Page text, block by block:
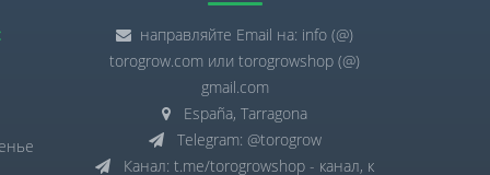
направляйте Email на: info (@)
torogrow.com или torogrowshop (@)
gmail.com
España, Tarragona
Telegram: @torogrow
Канал: t.me/torogrowshop - канал, к